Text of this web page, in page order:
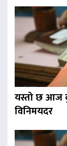
यस्तो छ आज
विनिमयदर